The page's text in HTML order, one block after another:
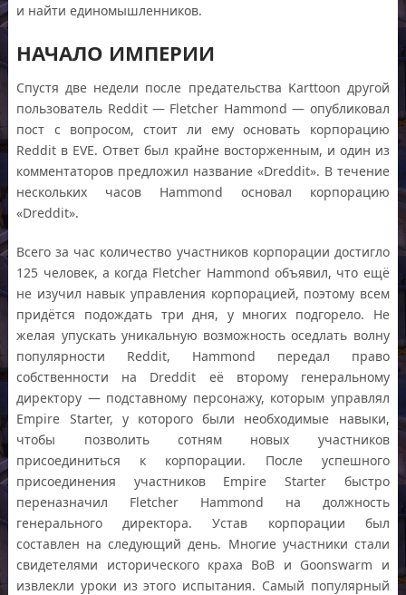
и найти единомышленников.
НАЧАЛО ИМПЕРИИ
Спустя две недели после предательства Karttoon другой
пользователь Reddit — Fletcher Hammond — опубликовал
пост с вопросом, стоит ли ему основать корпорацию
Reddit в EVE. Ответ был крайне восторженным, и один из
комментаторов предложил название «Dreddit». В течение
нескольких часов Hammond основал корпорацию
«Dreddit».
Всего за час количество участников корпорации достигло
125 человек, а когда Fletcher Hammond объявил, что ещё
не изучил навык управления корпорацией, поэтому всем
придётся подождать три дня, у многих подгорело. Не
желая упускать уникальную возможность оседлать волну
популярности Reddit, Hammond передал право
собственности на Dreddit её второму генеральному
директору — подставному персонажу, которым управлял
Empire Starter, у которого были необходимые навыки,
чтобы позволить сотням новых участников
присоединиться к корпорации. После успешного
присоединения участников Empire Starter быстро
переназначил Fletcher Hammond на должность
генерального директора. Устав корпорации был
составлен на следующий день. Многие участники стали
свидетелями исторического краха BoB и Goonswarm и
извлекли уроки из этого испытания. Самый популярный